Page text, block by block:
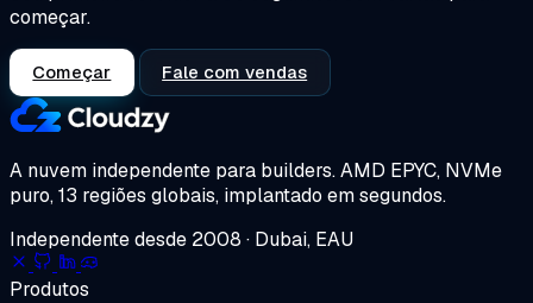
começar.
Começar Fale com vendas
A nuvem independente para builders.AMD EPYC, NVMe
puro, 13 regiões globais, implantado em segundos.
Independente desde 2008 · Dubai, EAU
Produtos